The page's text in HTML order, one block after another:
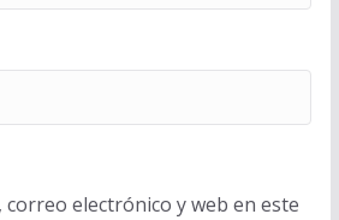
electrónico y web en este